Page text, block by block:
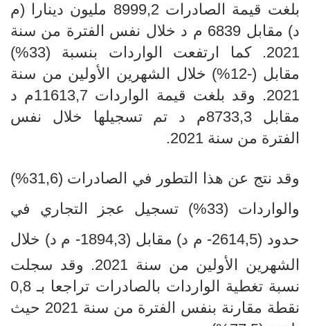
بلغت قيمة الصادرات 8999,2 مليون دينارا (م
د) مقابل 6839 م د خلال نفس الفترة من سنة
2021. كما ارتفعت الواردات بنسبة (33
%)
مقابل (-12%) خلال الشهرين الأولين
من سنة
2021. وقد بلغت قيمة الواردات 11613,7م د
مقابل 8733,3م د تم تسجيلها خلال نفس
الفترة من سنة 2021.
وقد نتج عن هذا التطور في الصادرات (31,6 %
)
والواردات (33
%) تسجيل عجز التجاري في
حدود (2614,5- م د) مقابل (1894,3
- م د) خلال
الشهرين الأولين
من سنة 2021. وقد سجلت
نسبة تغطية الواردات بالصادرات تراجعا بـ 0,8
نقطة مقارنة بنفس الفترة
من سنة 2021 حيث